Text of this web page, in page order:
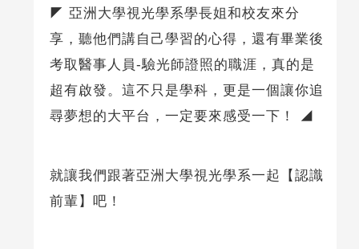
◤ 亞洲大學視光學系學長姐和校友來分
享，聽他們講自己學習的心得，還有畢業後
考取醫事人員-驗光師證照的職涯，真的是
超有啟發。這不只是學科，更是一個讓你追
尋夢想的大平台，一定要來感受一下！ ◢
就讓我們跟著亞洲大學視光學系一起【認識
前輩】吧！